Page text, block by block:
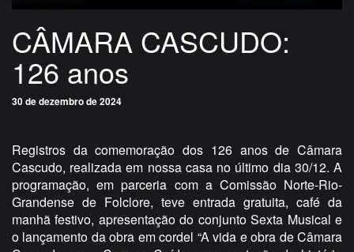
CÂMARA CASCUDO:
126 anos
30 de dezembro de 2024
Registros da comemoração dos 126 anos de Câmara
Cascudo, realizada em nossa casa no último dia 30/12. A
programação, em parceria com a Comissão Norte-Rio-
Grandense de Folclore, teve entrada gratuita, café da
manhã festivo, apresentação do conjunto Sexta Musical e
o lançamento da obra em cordel “A vida e obra de Câmara